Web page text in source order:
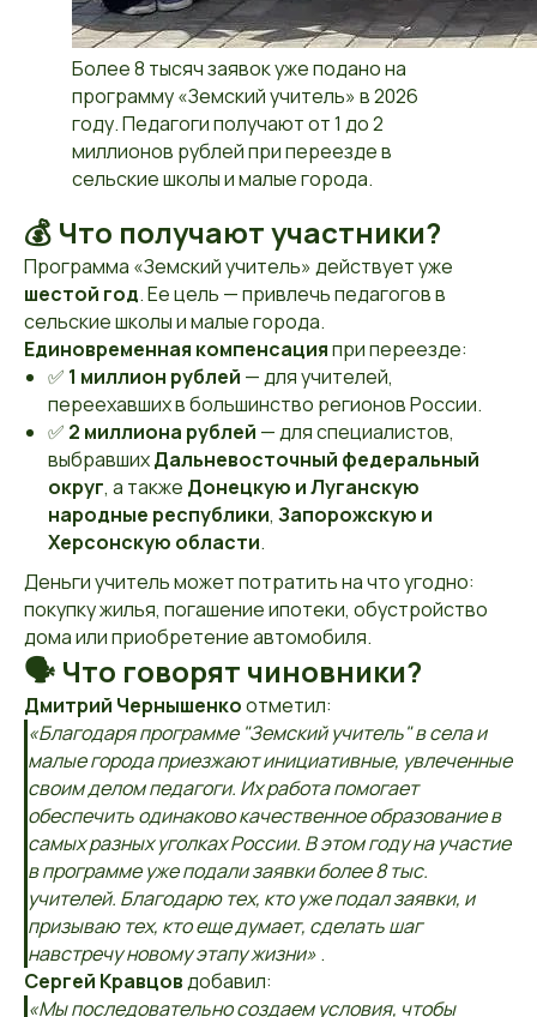
Более 8 тысяч заявок уже подано на
программу «Земский учитель» в 2026
году. Педагоги получают от 1 до 2
миллионов рублей при переезде в
сельские школы и малые города.
💰 Что получают участники?
Программа «Земский учитель» действует уже
шестой год. Ее цель — привлечь педагогов в
сельские школы и малые города.
Единовременная компенсацияпри переезде:
✅ 1 миллион рублей — для учителей,
переехавших в большинство регионов России.
✅ 2 миллиона рублей — для специалистов,
выбравшихДальневосточный федеральный
округ, а также Донецкую и Луганскую
народные республики, Запорожскую и
Херсонскую области.
Деньги учитель может потратить на что угодно:
покупку жилья, погашение ипотеки, обустройство
дома или приобретение автомобиля.
🗣 Что говорят чиновники?
Дмитрий Чернышенкоотметил:
«Благодаря программе "Земский учитель" в села и
малые города приезжают инициативные, увлеченные
своим делом педагоги. Их работа помогает
обеспечить одинаково качественное образование в
самых разных уголках России. В этом году на участие
в программе уже подали заявки более 8 тыс.
учителей. Благодарю тех, кто уже подал заявки, и
призываю тех, кто еще думает, сделать шаг
навстречу новому этапу жизни».
Сергей Кравцовдобавил:
«Мы последовательно создаем условия, чтобы